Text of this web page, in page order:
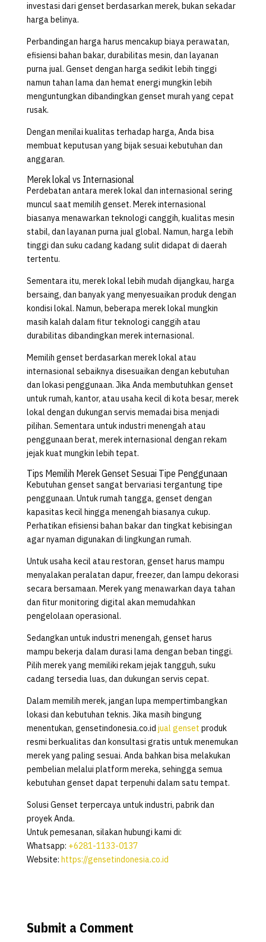
investasi dari genset berdasarkan merek, bukan sekadar
harga belinya.
Perbandingan harga harus mencakup biaya perawatan,
efisiensi bahan bakar, durabilitas mesin, dan layanan
purna jual. Genset dengan harga sedikit lebih tinggi
namun tahan lama dan hemat energi mungkin lebih
menguntungkan dibandingkan genset murah yang cepat
rusak.
Dengan menilai kualitas terhadap harga, Anda bisa
membuat keputusan yang bijak sesuai kebutuhan dan
anggaran.
Merek lokal vs Internasional
Perdebatan antara merek lokal dan internasional sering
muncul saat memilih genset. Merek internasional
biasanya menawarkan teknologi canggih, kualitas mesin
stabil, dan layanan purna jual global. Namun, harga lebih
tinggi dan suku cadang kadang sulit didapat di daerah
tertentu.
Sementara itu, merek lokal lebih mudah dijangkau, harga
bersaing, dan banyak yang menyesuaikan produk dengan
kondisi lokal. Namun, beberapa merek lokal mungkin
masih kalah dalam fitur teknologi canggih atau
durabilitas dibandingkan merek internasional.
Memilih genset berdasarkan merek lokal atau
internasional sebaiknya disesuaikan dengan kebutuhan
dan lokasi penggunaan. Jika Anda membutuhkan genset
untuk rumah, kantor, atau usaha kecil di kota besar, merek
lokal dengan dukungan servis memadai bisa menjadi
pilihan. Sementara untuk industri menengah atau
penggunaan berat, merek internasional dengan rekam
jejak kuat mungkin lebih tepat.
Tips Memilih Merek Genset Sesuai Tipe Penggunaan
Kebutuhan genset sangat bervariasi tergantung tipe
penggunaan. Untuk rumah tangga, genset dengan
kapasitas kecil hingga menengah biasanya cukup.
Perhatikan efisiensi bahan bakar dan tingkat kebisingan
agar nyaman digunakan di lingkungan rumah.
Untuk usaha kecil atau restoran, genset harus mampu
menyalakan peralatan dapur, freezer, dan lampu dekorasi
secara bersamaan. Merek yang menawarkan daya tahan
dan fitur monitoring digital akan memudahkan
pengelolaan operasional.
Sedangkan untuk industri menengah, genset harus
mampu bekerja dalam durasi lama dengan beban tinggi.
Pilih merek yang memiliki rekam jejak tangguh, suku
cadang tersedia luas, dan dukungan servis cepat.
Dalam memilih merek, jangan lupa mempertimbangkan
lokasi dan kebutuhan teknis. Jika masih bingung
menentukan, gensetindonesia.co.id jual genset produk
resmi berkualitas dan konsultasi gratis untuk menemukan
merek yang paling sesuai. Anda bahkan bisa melakukan
pembelian melalui platform mereka, sehingga semua
kebutuhan genset dapat terpenuhi dalam satu tempat.
Solusi Genset terpercaya untuk industri, pabrik dan
proyek Anda.
Untuk pemesanan, silakan hubungi kami di:
Whatsapp: +6281-1133-0137
Website: https://gensetindonesia.co.id
Submit a Comment